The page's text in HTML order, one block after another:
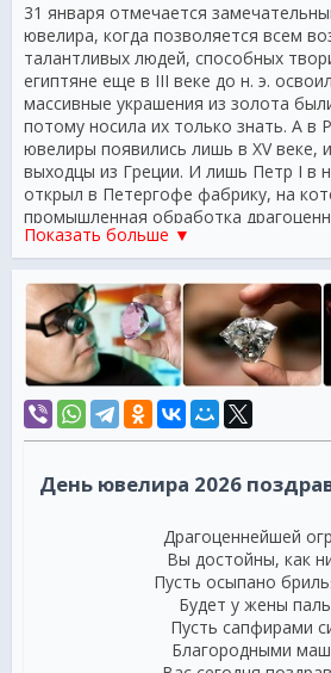
31 января отмечается
ювелира, когда позволяется всем
талантливых людей, способных
египтяне еще в III веке до н. э.
массивные украшения из золота
потому носила их только знать. А в
ювелиры появились лишь в XV веке,
выходцы из Греции. И лишь Петр I в
открыл в Петергофе фабрику, на
промышленная обработка
Красоту камней чувствуют
золотые руки творят шедевры:
искусную оправу, играют и
своей красотой. Только истинные
неровной стекляшки или кусочка
сотворить произведение
покровителей: в православии это
Дамиан, а у католиков — Святой
Когда в очередной раз зайдет
древнейшей профессии, будьте
своих выводах, речь здесь не идет о
поведения. Пожалуй, одна из самых
профессий – это ювелир. Люди
тщательностью подбирали себе
нуждались в красивых атрибутах.
предки человека, обрабатывали
простых орудий труда, превращая
Показать больше ▼
День ювелира 2026
Драгоценнейшей
Вы достойны, как
Пусть осыпано
Будет у жены
Пусть сапфирами
Благородными